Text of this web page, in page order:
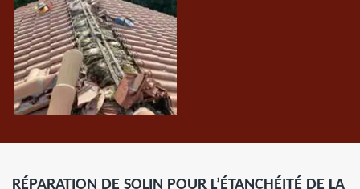
RÉPARATION DE SOLIN POUR L’ÉTANCHÉITÉ DE LA